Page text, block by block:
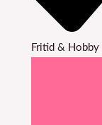
Fritid & Hobby